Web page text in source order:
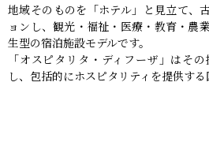
地域そのものを「ホテル」と見立て、
ョンし、観光・福祉・医療・教育・農
生型の宿泊施設モデルです。
「オスピタリタ・ディフーザ」はそ
し、包括的にホスピタリティを提供する